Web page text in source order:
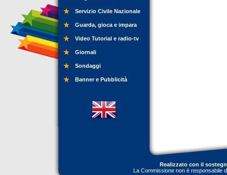
Servizio Civile Nazionale
Guarda, gioca e impara
Video Tutorial e radio-tv
Giornali
Sondaggi
Banner e Pubblicità
Realizzato con il
La Commissione non è responsabile